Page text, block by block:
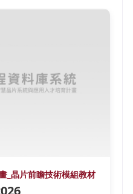
_晶片前瞻技術模組教材